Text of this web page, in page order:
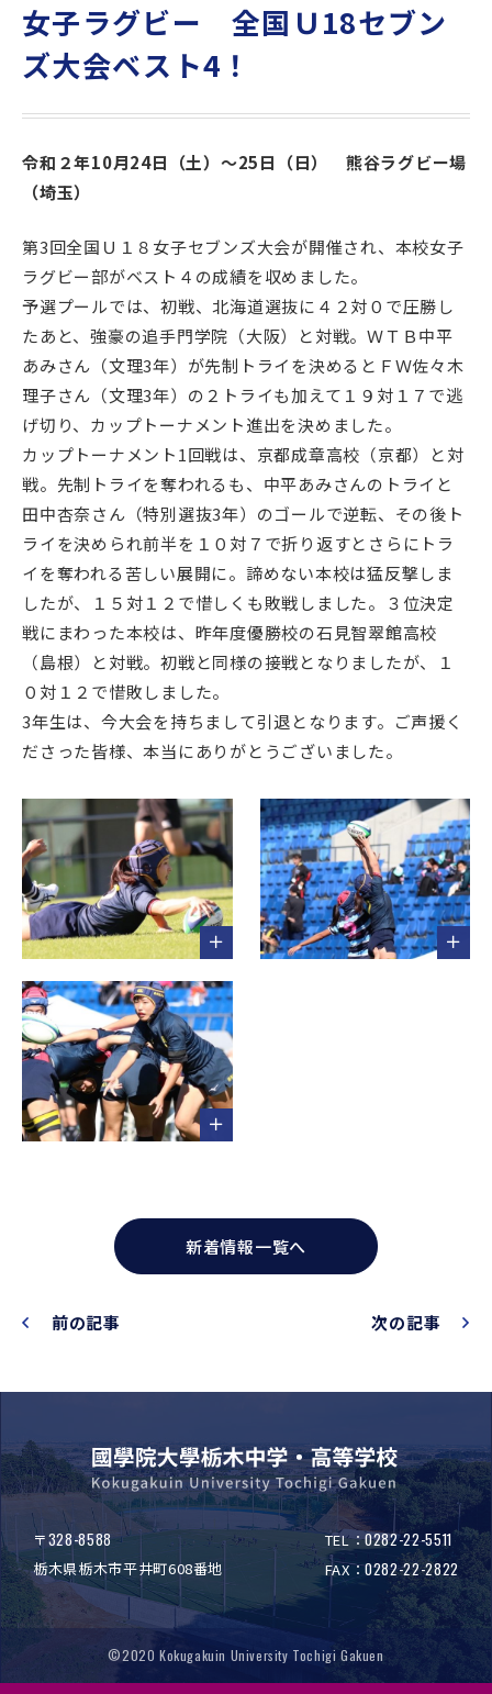
女子ラグビー 全国Ｕ18セブン
ズ大会ベスト4！
令和２年10月24日（土）～25日（日） 熊谷ラグビー場
（埼玉）
第3回全国Ｕ１８女子セブンズ大会が開催され、本校女子
ラグビー部がベスト４の成績を収めました。
予選プールでは、初戦、北海道選抜に４２対０で圧勝し
たあと、強豪の追手門学院（大阪）と対戦。ＷＴＢ中平
あみさん（文理3年）が先制トライを決めるとＦＷ佐々木
理子さん（文理3年）の２トライも加えて１９対１７で逃
げ切り、カップトーナメント進出を決めました。
カップトーナメント1回戦は、京都成章高校（京都）と対
戦。先制トライを奪われるも、中平あみさんのトライと
田中杏奈さん（特別選抜3年）のゴールで逆転、その後ト
ライを決められ前半を１０対７で折り返すとさらにトラ
イを奪われる苦しい展開に。諦めない本校は猛反撃しま
したが、１５対１２で惜しくも敗戦しました。３位決定
戦にまわった本校は、昨年度優勝校の石見智翠館高校
（島根）と対戦。初戦と同様の接戦となりましたが、１
０対１２で惜敗しました。
3年生は、今大会を持ちまして引退となります。ご声援く
ださった皆様、本当にありがとうございました。
新着情報一覧へ
前の記事 次の記事
〒328-8588
栃木県栃木市平井町608番地
TEL：0282-22-5511
FAX：0282-22-2822
©2020 Kokugakuin University Tochigi Gakuen